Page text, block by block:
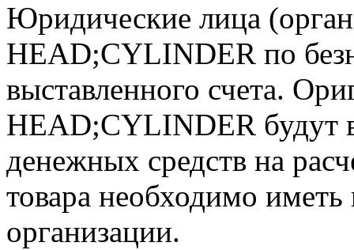
Юридические лица
HEAD;CYLINDER по
выставленного счета.
HEAD;CYLINDER будут
денежных средств на
товара необходимо иметь
организации.